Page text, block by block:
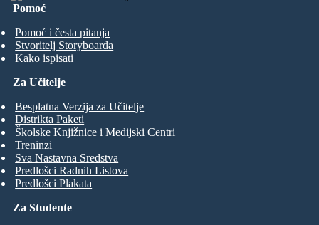
Pomoć
Pomoć i česta pitanja
Stvoritelj Storyboarda
Kako ispisati
Za Studente
Za Učitelje
Besplatna Verzija za Učitelje
Distrikta Paketi
Školske Knjižnice i Medijski Centri
Treninzi
Sva Nastavna Sredstva
Predlošci Radnih Listova
Predlošci Plakata